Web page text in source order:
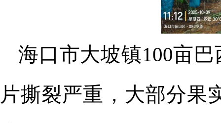
海口市大坡镇100亩
片撕裂严重，大部分果